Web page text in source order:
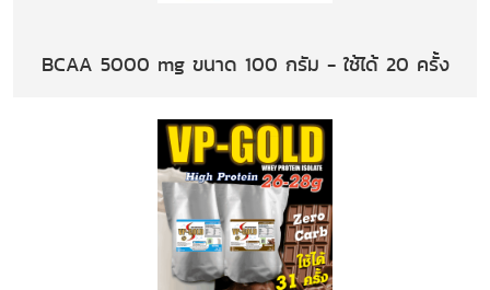
BCAA 5000 mg ขนาด 100 กรัม - ใช้ได้ 20 ครั้ง